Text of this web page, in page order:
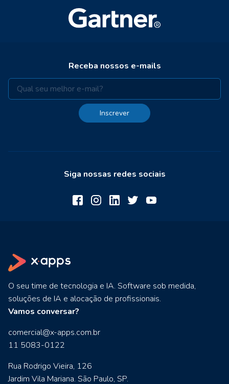
Receba nossos e-mails
Inscrever
Siga nossas redes sociais
O seu time de tecnologia e IA. Software sob medida,
soluções de IA e alocação de profissionais.
Vamos conversar?
comercial@x-apps.com.br
11 5083-0122
Rua Rodrigo Vieira, 126
Jardim Vila Mariana. São Paulo, SP.